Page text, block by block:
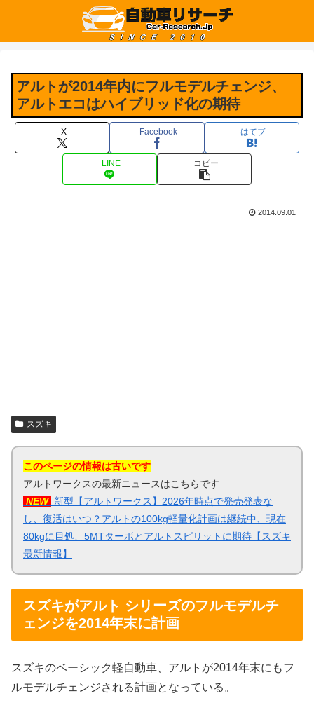
アルトが2014年内にフルモデルチェンジ、
アルトエコはハイブリッド化の期待
X Facebook はてブ
LINE コピー
2014.09.01
スズキ
このページの情報は古いです
アルトワークスの最新ニュースはこちらです
NEW 新型【アルトワークス】2026年時点で発売発表な
し、復活はいつ？アルトの100kg軽量化計画は継続中、現在
80kgに目処、5MTターボとアルトスピリットに期待【スズキ
最新情報】
スズキがアルト シリーズのフルモデルチ
ェンジを2014年末に計画
スズキのベーシック軽自動車、アルトが2014年末にもフ
ルモデルチェンジされる計画となっている。